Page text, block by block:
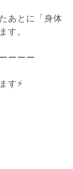
あとに「身体
す。
ーーー
す⚡️